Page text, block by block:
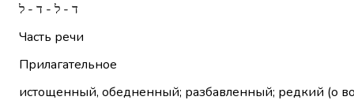
ד - ל - ד - ל
Часть речи
Прилагательное
истощенный, обедненный; разбавленный; редкий (о